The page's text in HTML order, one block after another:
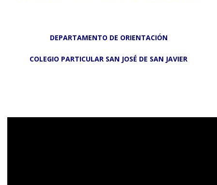
DEPARTAMENTO DE ORIENTACIÓN
COLEGIO PARTICULAR SAN JOSÉ DE SAN JAVIER